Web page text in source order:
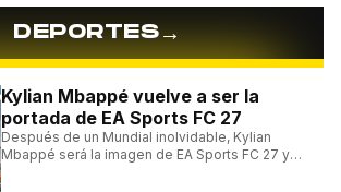
DEPORTES→
Kylian Mbappé vuelve a ser la
portada de EA Sports FC 27
Después de un Mundial inolvidable, Kylian
Mbappé será la imagen de EA Sports FC 27 y